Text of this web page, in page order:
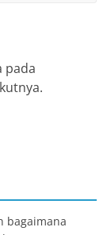
pada
bagaimana